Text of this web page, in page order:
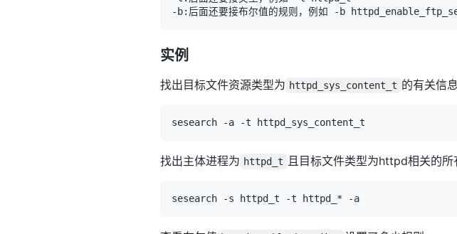
实例
找出目标文件资源类型为 httpd_sys_content_t 的有关信息
找出主体进程为 httpd_t 且目标文件类型为httpd相关的所